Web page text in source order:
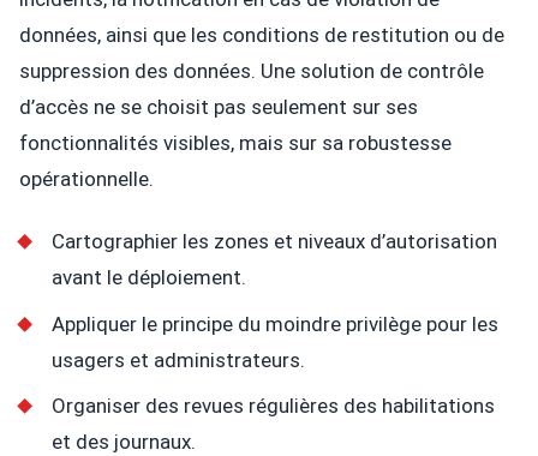
données, ainsi que les conditions de restitution ou de
suppression des données. Une solution de contrôle
d’accès ne se choisit pas seulement sur ses
fonctionnalités visibles, mais sur sa robustesse
opérationnelle.
Cartographier les zones et niveaux d’autorisation
avant le déploiement.
Appliquer le principe du moindre privilège pour les
usagers et administrateurs.
Organiser des revues régulières des habilitations
et des journaux.